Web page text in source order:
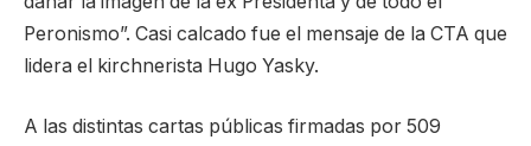
Peronismo”. Casi calcado fue el mensaje de la CTA que
lidera el kirchnerista Hugo Yasky.
A las distintas cartas públicas firmadas por 509